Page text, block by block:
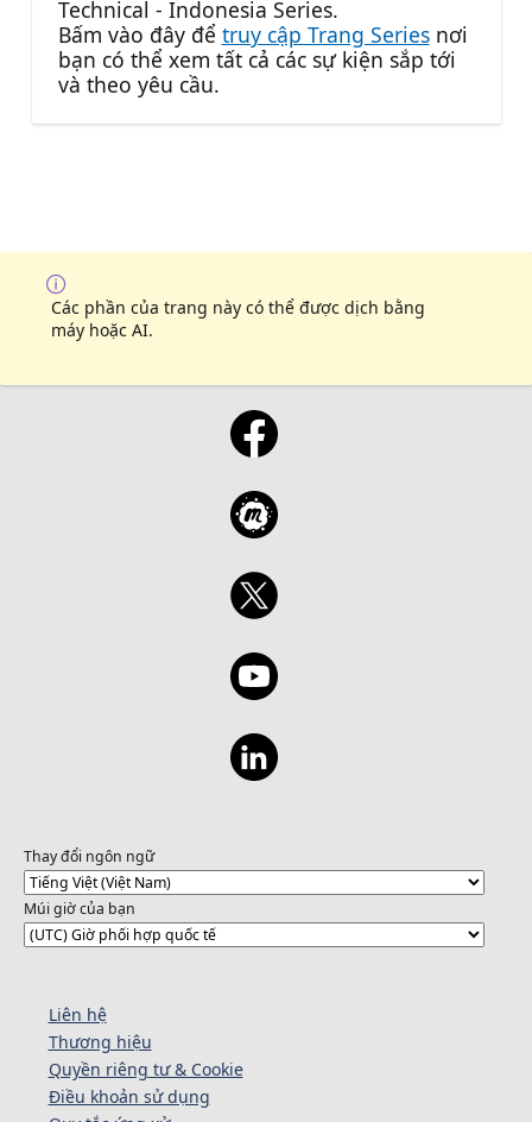
Technical - Indonesia Series.
Bấm vào đây để truy cập Trang Seriesnơi
bạn có thể xem tất cả các sự kiện sắp tới
và theo yêu cầu.
Các phần của trang này có thể được dịch bằng
máy hoặc AI.
Thay đổi ngôn ngữ
Múi giờ của bạn
Liên hệ
Thương hiệu
Quyền riêng tư & Cookie
Điều khoản sử dụng